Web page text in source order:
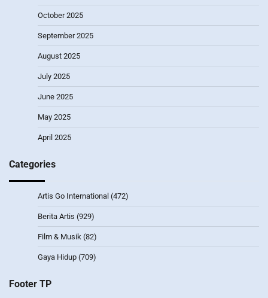
October 2025
September 2025
August 2025
July 2025
June 2025
May 2025
April 2025
Categories
Artis Go International (472)
Berita Artis (929)
Film & Musik (82)
Gaya Hidup (709)
Footer TP